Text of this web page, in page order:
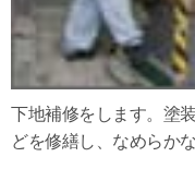
下地補修をします。塗
どを修繕し、なめらか